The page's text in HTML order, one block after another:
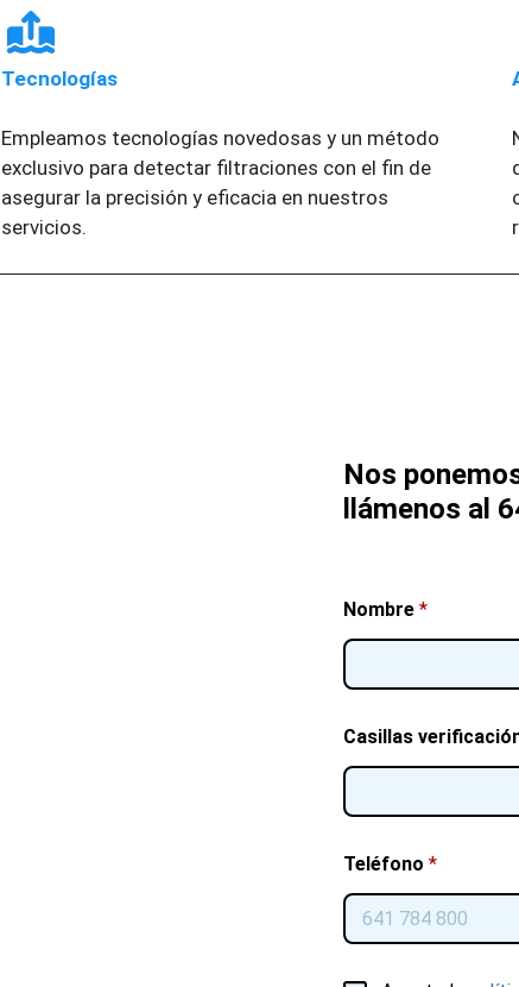
Tecnologías
Empleamos tecnologías novedosas y un método
exclusivo para detectar filtraciones con el fin de
asegurar la precisión y eficacia en nuestros
servicios.
Nos
llámenos al
Nombre *
Casillas
Teléfono *